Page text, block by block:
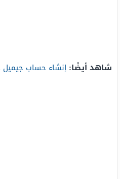
شاهد أيضًا: إنشاء حساب جيميل gmail بدون رقم هاتف 2022